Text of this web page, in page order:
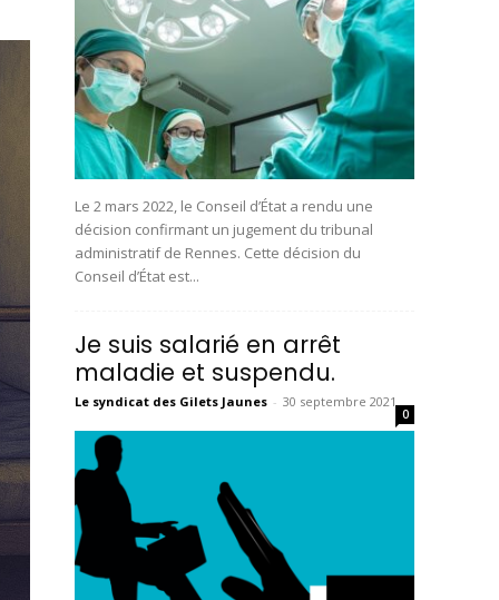
Le 2 mars 2022, le Conseil d’État a rendu une
décision confirmant un jugement du tribunal
administratif de Rennes. Cette décision du
Conseil d’État est...
Je suis salarié en arrêt
maladie et suspendu.
Le syndicat des Gilets Jaunes - 30 septembre 2021
0